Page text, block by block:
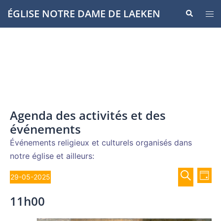
Aller
auÉGLISE NOTRE DAME DE LAEKEN
le
Agenda des activités et des
événements
Événements religieux et culturels organisés dans
notre église et ailleurs:
Évènements
for
et
de
de
JOUR
29-05-2025
une
11h00